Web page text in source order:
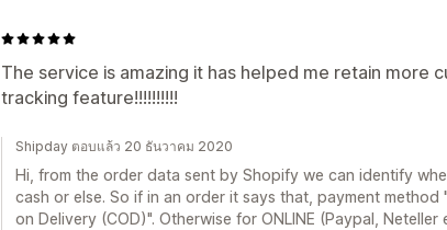
The service is amazing it has helped me retain more
tracking feature!!!!!!!!!!
Shipday ตอบแล้ว 20 ธันวาคม 2020
Hi, from the order data sent by Shopify we can identify
cash or else. So if in an order it says that, payment method
on Delivery (COD)". Otherwise for ONLINE (Paypal,